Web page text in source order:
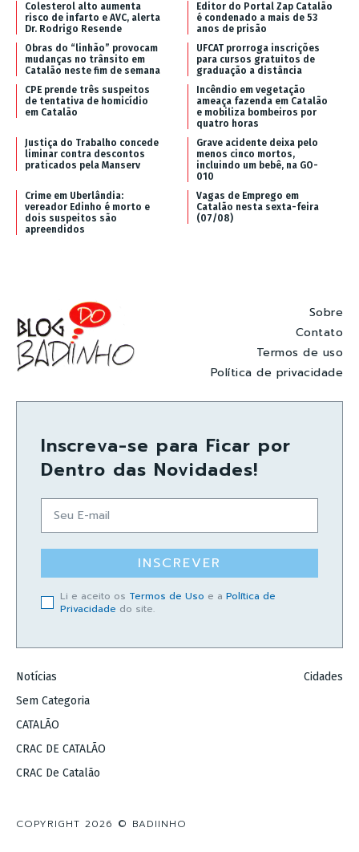
Colesterol alto aumenta
risco de infarto e AVC, alerta
Dr. Rodrigo Resende
Editor do Portal Zap Catalão
é condenado a mais de 53
anos de prisão
Obras do “linhão” provocam
mudanças no trânsito em
Catalão neste fim de semana
UFCAT prorroga inscrições
para cursos gratuitos de
graduação a distância
CPE prende três suspeitos
de tentativa de homicídio
em Catalão
Incêndio em vegetação
ameaça fazenda em Catalão
e mobiliza bombeiros por
quatro horas
Justiça do Trabalho concede
liminar contra descontos
praticados pela Manserv
Grave acidente deixa pelo
menos cinco mortos,
incluindo um bebê, na GO-
010
Crime em Uberlândia:
vereador Edinho é morto e
dois suspeitos são
apreendidos
Vagas de Emprego em
Catalão nesta sexta-feira
(07/08)
Sobre
Contato
Termos de uso
Política de privacidade
Inscreva-se para Ficar por
Dentro das Novidades!
INSCREVER
Li e aceito os Termos de Uso e a Política de
Privacidade do site.
Notícias
Sem Categoria
CATALÃO
CRAC DE CATALÃO
CRAC De Catalão
Cidades
COPYRIGHT 2026 © BADIINHO